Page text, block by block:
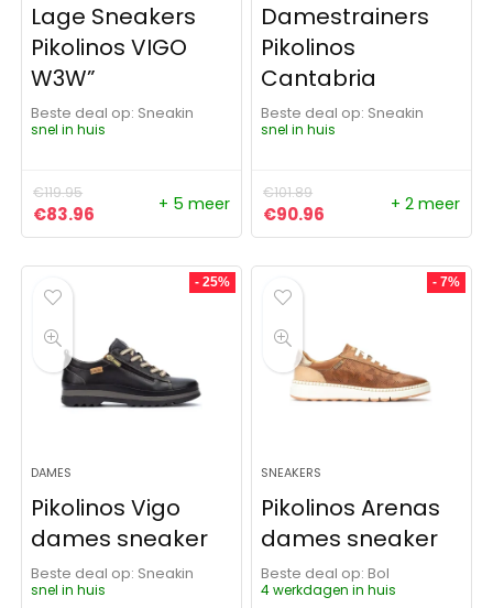
Lage Sneakers
Pikolinos VIGO
W3W”
Beste deal op:
Sneakin
snel in huis
€119.95
Oorspronkelijke prijs was: €119.95.
€83.96 Huidige prijs is: €83.96.
+ 5 meer
Damestrainers
Pikolinos
Cantabria
Beste deal op:
Sneakin
snel in huis
€101.89
Oorspronkelijke prijs was:
€90.96 Huidige prijs is:
+ 2 meer
- 25%
DAMES
Pikolinos Vigo
dames sneaker
Beste deal op:
Sneakin
snel in huis
- 7%
SNEAKERS
Pikolinos Arenas
dames sneaker
Beste deal op:
Bol
4 werkdagen in huis